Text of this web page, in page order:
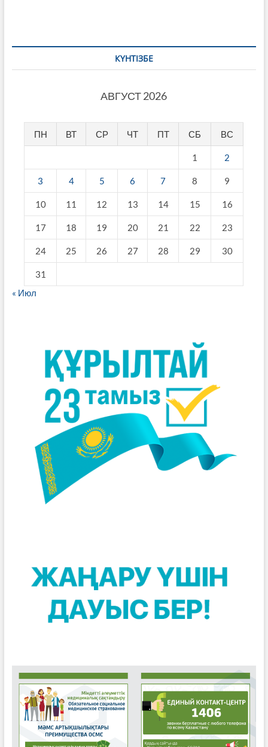
КҮНТІЗБЕ
АВГУСТ 2026
ПН ВТ СР ЧТ ПТ СБ ВС
1 2
3 4 5 6 7 8 9
10 11 12 13 14 15 16
17 18 19 20 21 22 23
24 25 26 27 28 29 30
31
« Июл